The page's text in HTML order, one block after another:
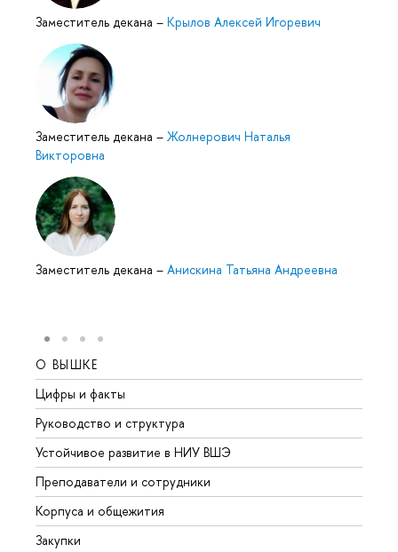
Заместитель декана – Крылов Алексей Игоревич
Заместитель декана – Жолнерович Наталья
Викторовна
Заместитель декана – Анискина Татьяна Андреевна
О ВЫШКЕ
Цифры и факты
Руководство и структура
Устойчивое развитие в НИУ ВШЭ
Преподаватели и сотрудники
Корпуса и общежития
Закупки